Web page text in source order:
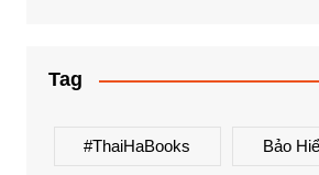
Tag
#ThaiHaBooks Bảo